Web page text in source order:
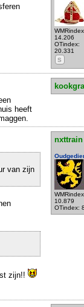
14.206
OTindex:
20.331
S
heeft
nxttrain
10.879
OTindex:
van zijn
zijn!!